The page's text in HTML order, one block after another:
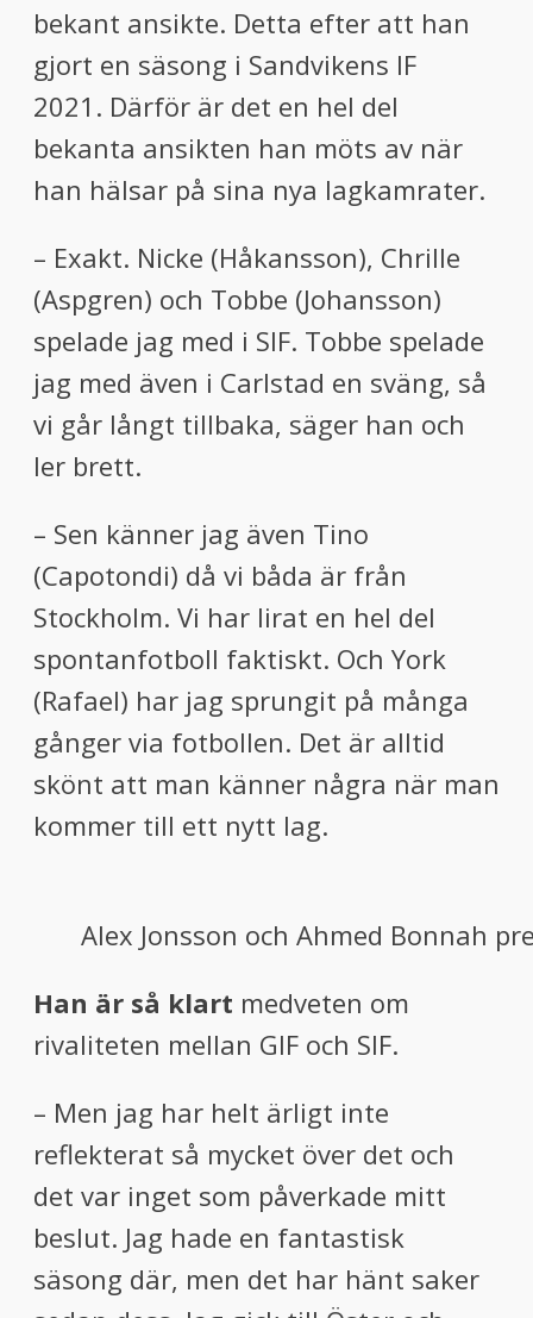
bekant ansikte. Detta efter att han
gjort en säsong i Sandvikens IF
2021. Därför är det en hel del
bekanta ansikten han möts av när
han hälsar på sina nya lagkamrater.
– Exakt. Nicke (Håkansson), Chrille
(Aspgren) och Tobbe (Johansson)
spelade jag med i SIF. Tobbe spelade
jag med även i Carlstad en sväng, så
vi går långt tillbaka, säger han och
ler brett.
– Sen känner jag även Tino
(Capotondi) då vi båda är från
Stockholm. Vi har lirat en hel del
spontanfotboll faktiskt. Och York
(Rafael) har jag sprungit på många
gånger via fotbollen. Det är alltid
skönt att man känner några när man
kommer till ett nytt lag.
Alex Jonsson och Ahmed Bonnah
Han är så klart medveten om
rivaliteten mellan GIF och SIF.
– Men jag har helt ärligt inte
reflekterat så mycket över det och
det var inget som påverkade mitt
beslut. Jag hade en fantastisk
säsong där, men det har hänt saker